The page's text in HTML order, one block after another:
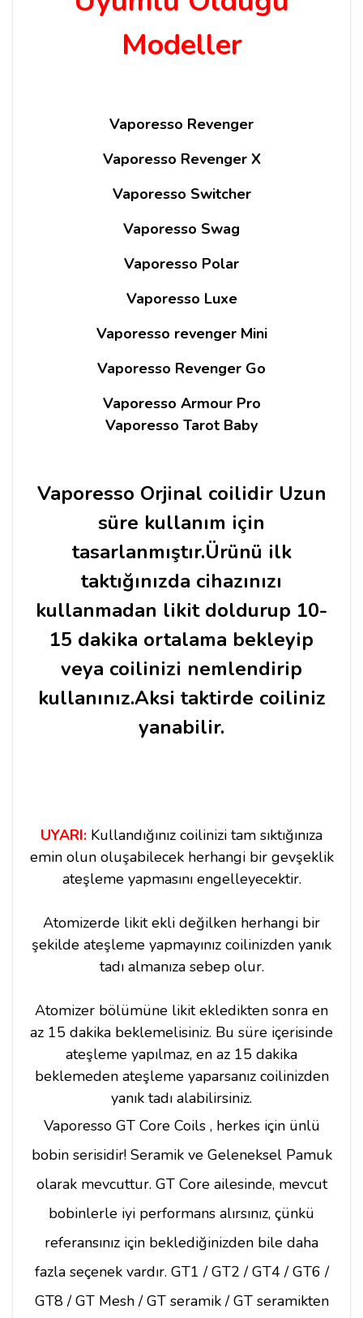
Modeller
Vaporesso Revenger
Vaporesso Revenger X
Vaporesso Switcher
Vaporesso Swag
Vaporesso Polar
Vaporesso Luxe
Vaporesso revenger Mini
Vaporesso Revenger Go
Vaporesso Armour Pro
Vaporesso Tarot Baby
Vaporesso Orjinal coilidir Uzun
süre kullanım için
tasarlanmıştır.Ürünü ilk
taktığınızda cihazınızı
kullanmadan likit doldurup 10-
15 dakika ortalama bekleyip
veya coilinizi nemlendirip
kullanınız.Aksi taktirde coiliniz
yanabilir.
UYARI: Kullandığınız coilinizi tam sıktığınıza
emin olun oluşabilecek herhangi bir gevşeklik
ateşleme yapmasını engelleyecektir.
Atomizerde likit ekli değilken herhangi bir
şekilde ateşleme yapmayınız coilinizden yanık
tadı almanıza sebep olur.
Atomizer bölümüne likit ekledikten sonra en
az 15 dakika beklemelisiniz. Bu süre içerisinde
ateşleme yapılmaz, en az 15 dakika
beklemeden ateşleme yaparsanız coilinizden
yanık tadı alabilirsiniz.
Vaporesso GT Core Coils , herkes için ünlü
bobin serisidir! Seramik ve Geleneksel Pamuk
olarak mevcuttur. GT Core ailesinde, mevcut
bobinlerle iyi performans alırsınız, çünkü
referansınız için beklediğinizden bile daha
fazla seçenek vardır. GT1 / GT2 / GT4 / GT6 /
GT8 / GT Mesh / GT seramik / GT seramikten